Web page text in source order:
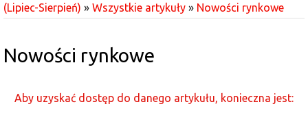
(Lipiec-Sierpień) » Wszystkie artykuły » Nowości rynkowe
Nowości rynkowe
Aby uzyskać dostęp do danego artykułu, konieczna jest: